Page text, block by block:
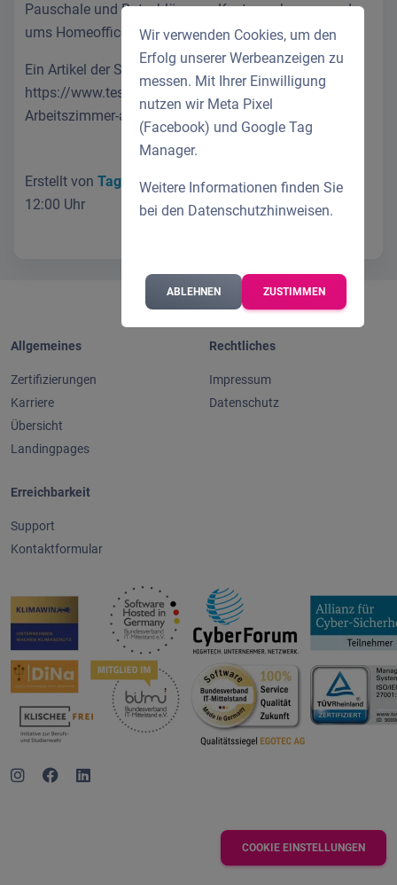
Pauschale und Ratschläge zur Kostenrechnung rund
ums Homeoffice.
Ein Artikel der Stiftung Warentest:
https://www.test.de/Steuererklaerung-Haeusliches-
Arbeitszimmer-absetzen-5230729-0/
Erstellt von Tagliarina Sabrinaam 25.06.2021 um
12:00 Uhr
Allgemeines
Zertifizierungen
Karriere
Übersicht
Landingpages
Rechtliches
Impressum
Datenschutz
Erreichbarkeit
Support
Kontaktformular
COOKIE EINSTELLUNGEN
Wir verwenden Cookies, um den
Erfolg unserer Werbeanzeigen zu
messen. Mit Ihrer Einwilligung
nutzen wir Meta Pixel
(Facebook) und Google Tag
Manager.
Weitere Informationen finden Sie
bei den Datenschutzhinweisen.
ABLEHNEN ZUSTIMMEN